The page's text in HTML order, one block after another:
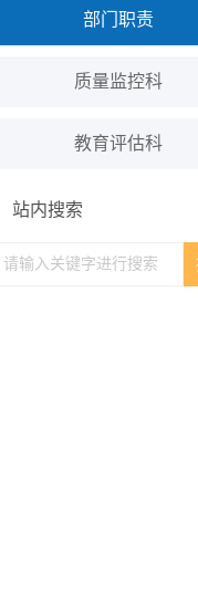
部门职责
质量监控科
教育评估科
站内搜索